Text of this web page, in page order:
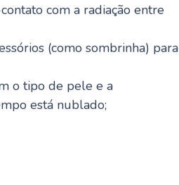
com a radiação entre
(como sombrinha) para
o tipo de pele e a
está nublado;